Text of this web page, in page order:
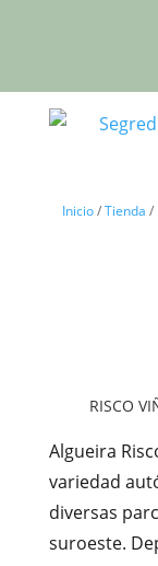
Inicio/Tienda /
RISCO
Algueira
variedad
diversas
suroeste.